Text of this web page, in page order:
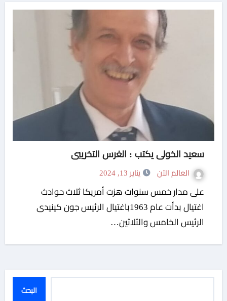
سعيد الخولى يكتب : الغرس التخريبى
العالم الآن يناير 13, 2024
على مدار خمس سنوات هزت أمريكا ثلاث حوادث
اغتيال بدأت عام 1963باغتيال الرئيس جون كينيدى
الرئيس الخامس والثلاثين…
البحث